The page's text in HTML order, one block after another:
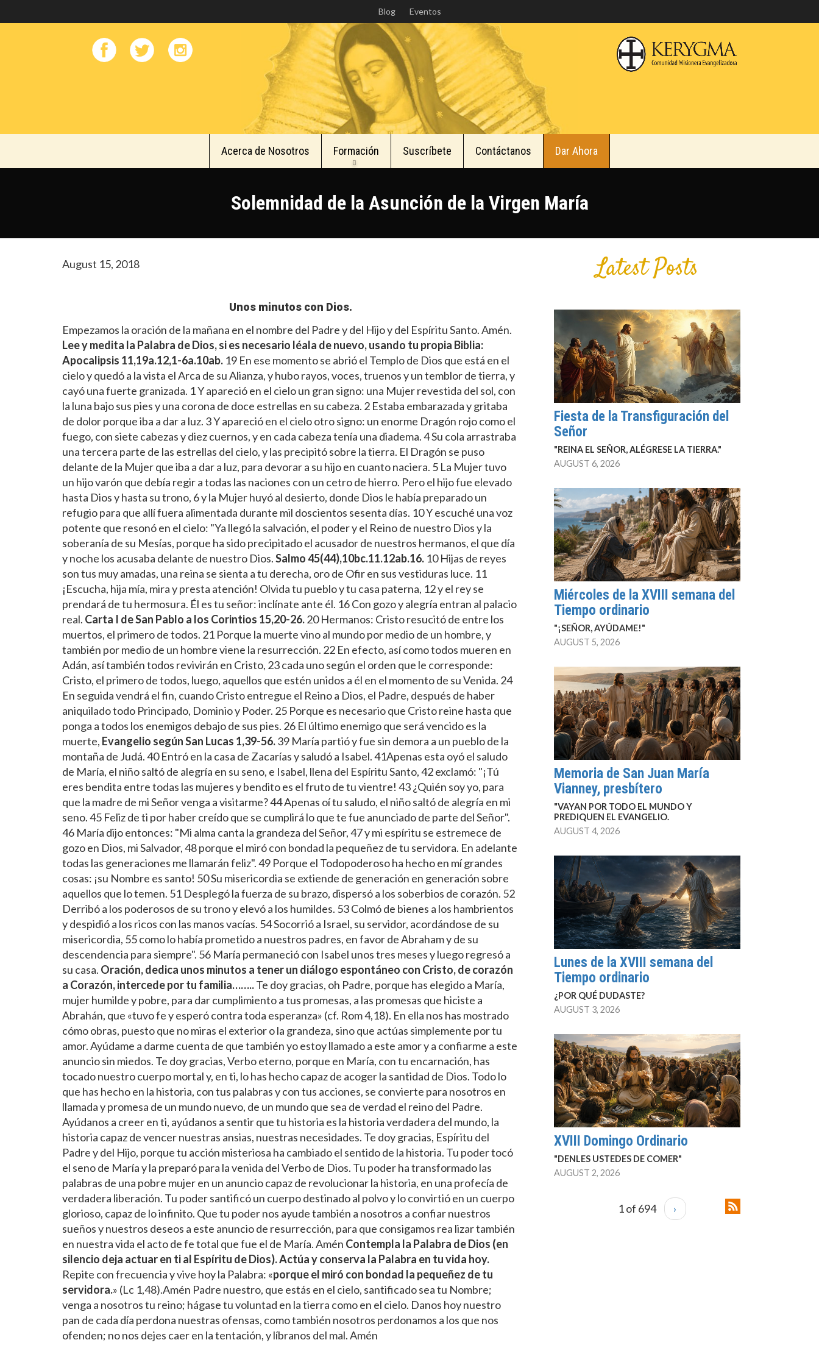
Skip
to
main
content
Blog Eventos
Acerca de Nosotros Formación Suscríbete Contáctanos Dar Ahora
Solemnidad de la Asunción de la Virgen María
August 15, 2018
Unos minutos con Dios.
Empezamos la oración de la mañana en el nombre del Padre y del Hijo y del Espíritu Santo. Amén.
Lee y medita la Palabra de Dios, si es necesario léala de nuevo, usando tu propia Biblia:
Apocalipsis 11,19a.12,1-6a.10ab. 19 En ese momento se abrió el Templo de Dios que está en el
cielo y quedó a la vista el Arca de su Alianza, y hubo rayos, voces, truenos y un temblor de tierra, y
cayó una fuerte granizada. 1 Y apareció en el cielo un gran signo: una Mujer revestida del sol, con
la luna bajo sus pies y una corona de doce estrellas en su cabeza. 2 Estaba embarazada y gritaba
de dolor porque iba a dar a luz. 3 Y apareció en el cielo otro signo: un enorme Dragón rojo como el
fuego, con siete cabezas y diez cuernos, y en cada cabeza tenía una diadema. 4 Su cola arrastraba
una tercera parte de las estrellas del cielo, y las precipitó sobre la tierra. El Dragón se puso
delante de la Mujer que iba a dar a luz, para devorar a su hijo en cuanto naciera. 5 La Mujer tuvo
un hijo varón que debía regir a todas las naciones con un cetro de hierro. Pero el hijo fue elevado
hasta Dios y hasta su trono, 6 y la Mujer huyó al desierto, donde Dios le había preparado un
refugio para que allí fuera alimentada durante mil doscientos sesenta días. 10 Y escuché una voz
potente que resonó en el cielo: "Ya llegó la salvación, el poder y el Reino de nuestro Dios y la
soberanía de su Mesías, porque ha sido precipitado el acusador de nuestros hermanos, el que día
y noche los acusaba delante de nuestro Dios.Salmo 45(44),10bc.11.12ab.16. 10 Hijas de reyes
son tus muy amadas, una reina se sienta a tu derecha, oro de Ofir en sus vestiduras luce. 11
¡Escucha, hija mía, mira y presta atención! Olvida tu pueblo y tu casa paterna, 12 y el rey se
prendará de tu hermosura. Él es tu señor: inclínate ante él. 16 Con gozo y alegría entran al palacio
real. Carta I de San Pablo a los Corintios 15,20-26.20 Hermanos: Cristo resucitó de entre los
muertos, el primero de todos. 21 Porque la muerte vino al mundo por medio de un hombre, y
también por medio de un hombre viene la resurrección. 22 En efecto, así como todos mueren en
Adán, así también todos revivirán en Cristo, 23 cada uno según el orden que le corresponde:
Cristo, el primero de todos, luego, aquellos que estén unidos a él en el momento de su Venida. 24
En seguida vendrá el fin, cuando Cristo entregue el Reino a Dios, el Padre, después de haber
aniquilado todo Principado, Dominio y Poder. 25 Porque es necesario que Cristo reine hasta que
ponga a todos los enemigos debajo de sus pies. 26 El último enemigo que será vencido es la
muerte, Evangelio según San Lucas 1,39-56.39 María partió y fue sin demora a un pueblo de la
montaña de Judá. 40 Entró en la casa de Zacarías y saludó a Isabel. 41Apenas esta oyó el saludo
de María, el niño saltó de alegría en su seno, e Isabel, llena del Espíritu Santo, 42 exclamó: "¡Tú
eres bendita entre todas las mujeres y bendito es el fruto de tu vientre! 43 ¿Quién soy yo, para
que la madre de mi Señor venga a visitarme? 44 Apenas oí tu saludo, el niño saltó de alegría en mi
seno. 45 Feliz de ti por haber creído que se cumplirá lo que te fue anunciado de parte del Señor".
46 María dijo entonces: "Mi alma canta la grandeza del Señor, 47 y mi espíritu se estremece de
gozo en Dios, mi Salvador, 48 porque el miró con bondad la pequeñez de tu servidora. En adelante
todas las generaciones me llamarán feliz". 49 Porque el Todopoderoso ha hecho en mí grandes
cosas: ¡su Nombre es santo! 50 Su misericordia se extiende de generación en generación sobre
aquellos que lo temen. 51 Desplegó la fuerza de su brazo, dispersó a los soberbios de corazón. 52
Derribó a los poderosos de su trono y elevó a los humildes. 53 Colmó de bienes a los hambrientos
y despidió a los ricos con las manos vacías. 54 Socorrió a Israel, su servidor, acordándose de su
misericordia, 55 como lo había prometido a nuestros padres, en favor de Abraham y de su
descendencia para siempre". 56 María permaneció con Isabel unos tres meses y luego regresó a
su casa. Oración, dedica unos minutos a tener un diálogo espontáneo con Cristo, de corazón
a Corazón, intercede por tu familia……..Te doy gracias, oh Padre, porque has elegido a María,
mujer humilde y pobre, para dar cumplimiento a tus promesas, a las promesas que hiciste a
Abrahán, que «tuvo fe y esperó contra toda esperanza» (cf. Rom 4,18). En ella nos has mostrado
cómo obras, puesto que no miras el exterior o la grandeza, sino que actúas simplemente por tu
amor. Ayúdame a darme cuenta de que también yo estoy llamado a este amor y a confiarme a este
anuncio sin miedos. Te doy gracias, Verbo eterno, porque en María, con tu encarnación, has
tocado nuestro cuerpo mortal y, en ti, lo has hecho capaz de acoger la santidad de Dios. Todo lo
que has hecho en la historia, con tus palabras y con tus acciones, se convierte para nosotros en
llamada y promesa de un mundo nuevo, de un mundo que sea de verdad el reino del Padre.
Ayúdanos a creer en ti, ayúdanos a sentir que tu historia es la historia verdadera del mundo, la
historia capaz de vencer nuestras ansias, nuestras necesidades. Te doy gracias, Espíritu del
Padre y del Hijo, porque tu acción misteriosa ha cambiado el sentido de la historia. Tu poder tocó
el seno de María y la preparó para la venida del Verbo de Dios. Tu poder ha transformado las
palabras de una pobre mujer en un anuncio capaz de revolucionar la historia, en una profecía de
verdadera liberación. Tu poder santificó un cuerpo destinado al polvo y lo convirtió en un cuerpo
glorioso, capaz de lo infinito. Que tu poder nos ayude también a nosotros a confiar nuestros
sueños y nuestros deseos a este anuncio de resurrección, para que consigamos rea lizar también
en nuestra vida el acto de fe total que fue el de María. Amén Contempla la Palabra de Dios (en
silencio deja actuar en ti al Espíritu de Dios). Actúa y conserva la Palabra en tu vida hoy.
Repite con frecuencia y vive hoy la Palabra: «porque el miró con bondad la pequeñez de tu
servidora.» (Lc 1,48).Amén Padre nuestro, que estás en el cielo, santificado sea tu Nombre;
venga a nosotros tu reino; hágase tu voluntad en la tierra como en el cielo. Danos hoy nuestro
pan de cada día perdona nuestras ofensas, como también nosotros perdonamos a los que nos
ofenden; no nos dejes caer en la tentación, y líbranos del mal. Amén
Latest Posts
Fiesta de la Transfiguración del
Señor
"REINA EL SEÑOR, ALÉGRESE LA TIERRA."
AUGUST 6, 2026
Miércoles de la XVIII semana del
Tiempo ordinario
"¡SEÑOR, AYÚDAME!"
AUGUST 5, 2026
Memoria de San Juan María
Vianney, presbítero
"VAYAN POR TODO EL MUNDO Y
PREDIQUEN EL EVANGELIO.
AUGUST 4, 2026
Lunes de la XVIII semana del
Tiempo ordinario
¿POR QUÉ DUDASTE?
AUGUST 3, 2026
XVIII Domingo Ordinario
"DENLES USTEDES DE COMER"
AUGUST 2, 2026
1 of 694 ›